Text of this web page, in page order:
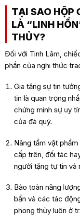
TẠI SAO HỘP
LÀ “LINH
THỦY?
Đối với Tinh Lâm,
phần của nghi thức
Gia tăng sự tin
tin là quan trọng
chứng minh sự uy
của đá quý.
Nâng tầm vật
cấp trên, đối tác
người tặng tự tin và
Bảo toàn năng
bẩn và các tác
phong thủy luôn ở